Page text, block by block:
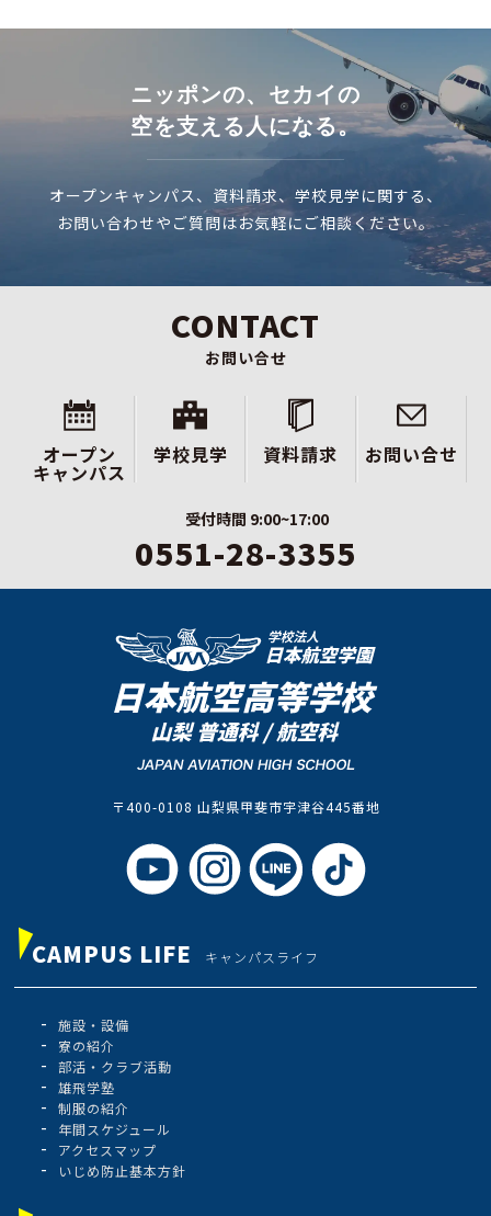
ニッポンの、セカイの
空を支える人になる。
オープンキャンパス、資料請求、学校見学に関する、
お問い合わせやご質問はお気軽にご相談ください。
CONTACT
お問い合せ
オープン
キャンパス
学校見学 資料請求 お問い合せ
受付時間 9:00~17:00
0551-28-3355
〒400-0108 山梨県甲斐市宇津谷445番地
CAMPUS LIFE キャンパスライフ
施設・設備
寮の紹介
部活・クラブ活動
雄飛学塾
制服の紹介
年間スケジュール
アクセスマップ
いじめ防止基本方針